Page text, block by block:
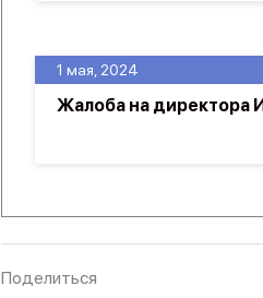
1 мая, 2024
Жалоба на директора
Поделиться